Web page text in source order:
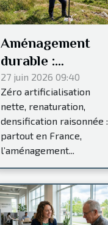
Aménagement
durable :
pourquoi la
précision
topographique
fait toute la
différence
27 juin 2026 09:40
Zéro artificialisation
nette, renaturation,
densification raisonnée :
partout en France,
l’aménagement...